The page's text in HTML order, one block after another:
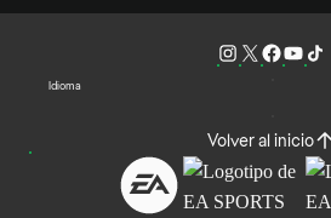
Idioma
Volver al inicio